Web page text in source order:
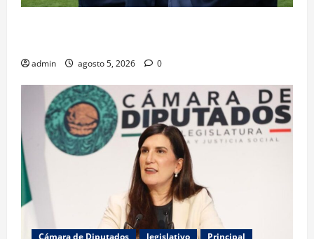
admin agosto 5, 2026 0
Cámara de Diputados legislativo Principal